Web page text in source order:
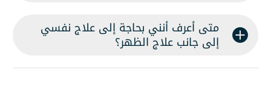
متى أعرف أنني بحاجة إلى علاج نفسي
إلى جانب علاج الظهر؟